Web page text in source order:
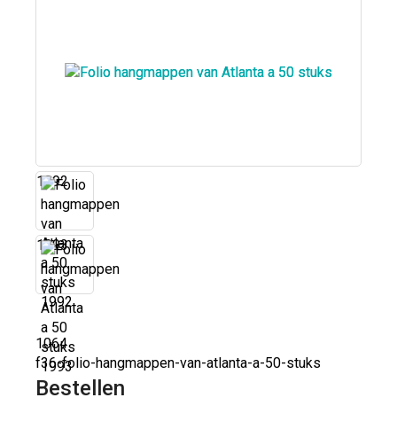
1992
1993
1064
f36-folio-hangmappen-van-atlanta-a-50-stuks
Bestellen